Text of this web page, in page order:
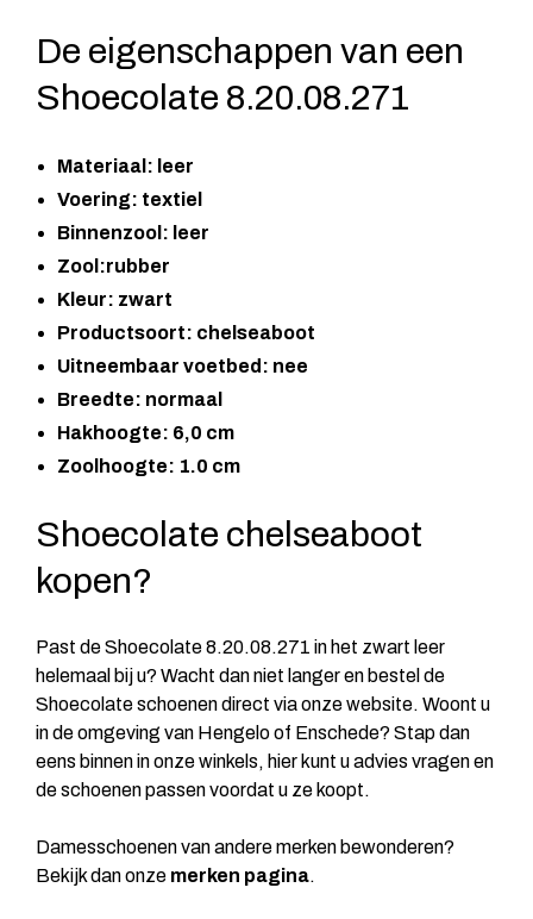
De eigenschappen van een
Shoecolate 8.20.08.271
Materiaal: leer
Voering: textiel
Binnenzool: leer
Zool:rubber
Kleur: zwart
Productsoort: chelseaboot
Uitneembaar voetbed: nee
Breedte: normaal
Hakhoogte: 6,0 cm
Zoolhoogte: 1.0 cm
Shoecolate chelseaboot
kopen?
Past de Shoecolate 8.20.08.271 in het zwart leer
helemaal bij u? Wacht dan niet langer en bestel de
Shoecolate schoenen direct via onze website. Woont u
in de omgeving van Hengelo of Enschede? Stap dan
eens binnen in onze winkels, hier kunt u advies vragen en
de schoenen passen voordat u ze koopt.
Damesschoenen van andere merken bewonderen?
Bekijk dan onze merken pagina.